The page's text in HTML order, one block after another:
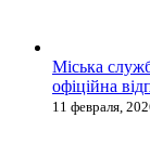
Міська
офіційна
11 февраля,